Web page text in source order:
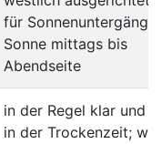
für Sonnenuntergänge;
Sonne mittags bis
Abendseite
in der Regel klar und
in der Trockenzeit;